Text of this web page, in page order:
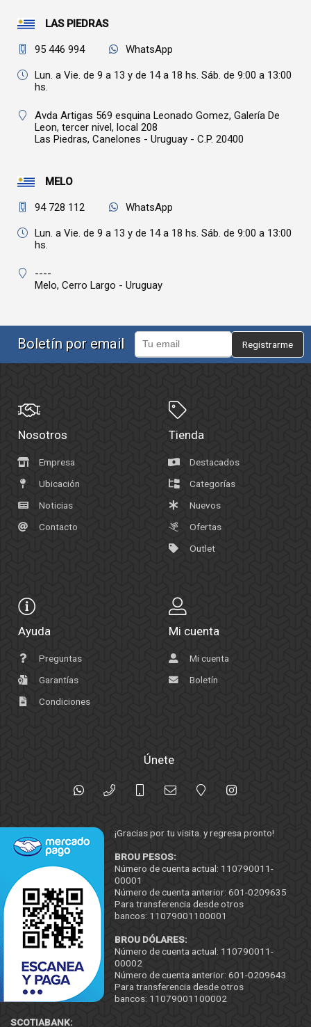
LAS PIEDRAS
95 446 994 WhatsApp
Lun. a Vie. de 9 a 13 y de 14 a 18 hs. Sáb. de 9:00 a 13:00
hs.
Avda Artigas 569 esquina Leonado Gomez, Galería De
Leon, tercer nivel, local 208
Las Piedras, Canelones - Uruguay - C.P. 20400
MELO
94 728 112 WhatsApp
Lun. a Vie. de 9 a 13 y de 14 a 18 hs. Sáb. de 9:00 a 13:00
hs.
----
Melo, Cerro Largo - Uruguay
Boletín por email Registrarme
Nosotros
Empresa
Ubicación
Noticias
Contacto
Tienda
Destacados
Categorías
Nuevos
Ofertas
Outlet
Ayuda
Preguntas
Garantías
Condiciones
Mi cuenta
Mi cuenta
Boletín
Únete
¡Gracias por tu visita. y regresa pronto!
BROU PESOS:
Número de cuenta actual: 110790011-
00001
Número de cuenta anterior: 601-0209635
Para transferencia desde otros
bancos: 11079001100001
BROU DÓLARES:
Número de cuenta actual: 110790011-
00002
Número de cuenta anterior: 601-0209643
Para transferencia desde otros
bancos: 11079001100002
SCOTIABANK: